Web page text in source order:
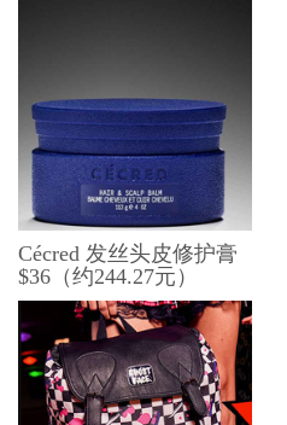
Cécred 发丝头皮修护膏
$36（约244.27元）